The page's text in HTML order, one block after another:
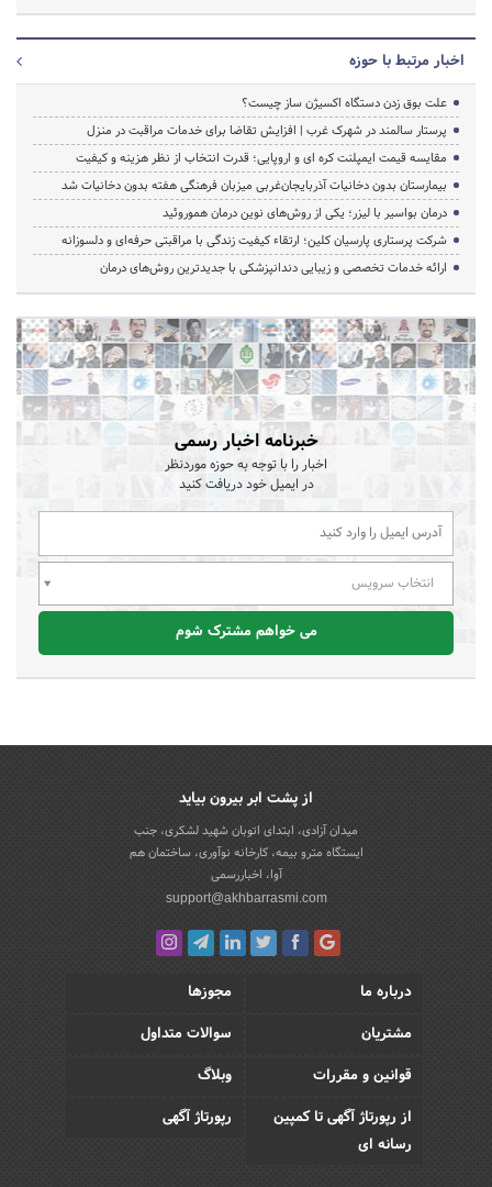
اخبار مرتبط با حوزه
علت بوق زدن دستگاه اکسیژن ساز چیست؟
پرستار سالمند در شهرک غرب | افزایش تقاضا برای خدمات مراقبت در منزل
مقایسه قیمت ایمپلنت کره ای و اروپایی؛ قدرت انتخاب از نظر هزینه و کیفیت
بیمارستان بدون دخانیات آذربایجان‌غربی میزبان فرهنگی هفته بدون دخانیات شد
درمان بواسیر با لیزر؛ یکی از روش‌های نوین درمان هموروئید
شرکت پرستاری پارسیان کلین؛ ارتقاء کیفیت زندگی با مراقبتی حرفه‌ای و دلسوزانه
ارائه خدمات تخصصی و زیبایی دندانپزشکی با جدیدترین روش‌های درمان
خبرنامه اخبار رسمی
اخبار را با توجه به حوزه موردنظر
در ایمیل خود دریافت کنید
انتخاب سرویس
می خواهم مشترک شوم
از پشت ابر بیرون بیاید
میدان آزادی، ابتدای اتوبان شهید لشکری، جنب
ایستگاه مترو بیمه، کارخانه نوآوری، ساختمان هم
آوا، اخباررسمی
support@akhbarrasmi.com
درباره ما
مجوزها
مشتریان
سوالات متداول
قوانین و مقررات
وبلاگ
از رپورتاژ آگهی تا کمپین
رسانه ای
رپورتاژ آگهی